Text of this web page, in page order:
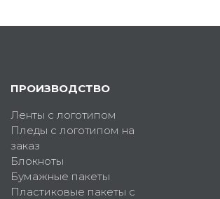
ПРОИЗВОДСТВО
Ленты с логотипом
Пледы с логотипом на
заказ
Блокноты
Бумажные пакеты
Пластиковые пакеты с